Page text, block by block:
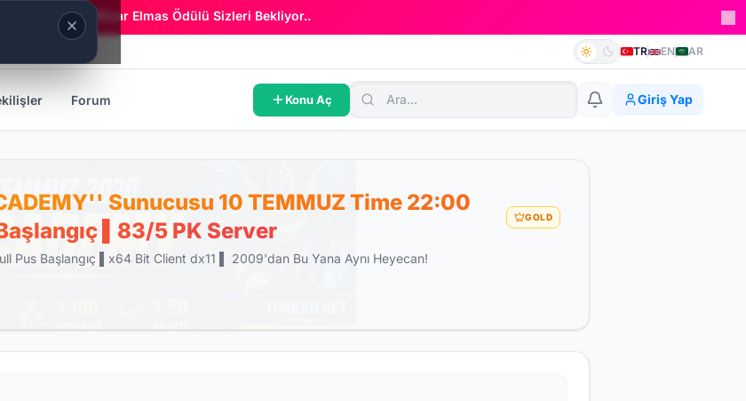
Era Online - 2 Milyar Elmas Ödülü Sizleri Bekliyor..
TR EN AR
Forum Konu Aç Giriş Yap
Sunucusu 10 TEMMUZ Time 22:00
▌83/5 PK Server
GOLD
Pus Başlangıç ▌x64 Bit Client dx11 ▌ 2009'dan Bu Yana Aynı Heyecan!